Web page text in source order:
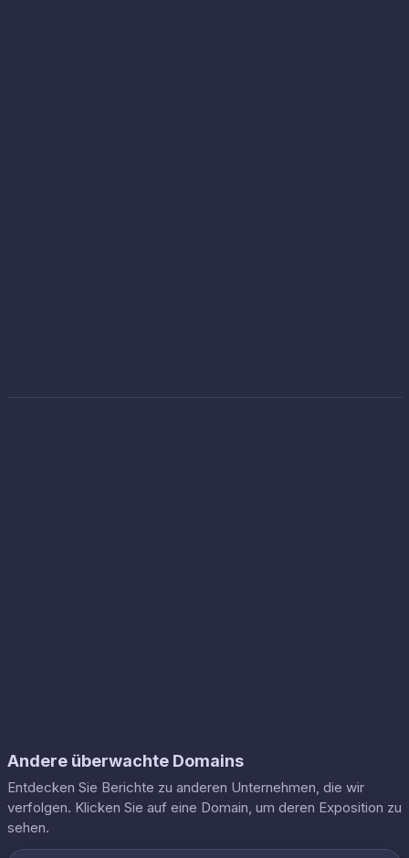
Andere überwachte Domains
Entdecken Sie Berichte zu anderen Unternehmen, die wir
verfolgen. Klicken Sie auf eine Domain, um deren Exposition zu
sehen.